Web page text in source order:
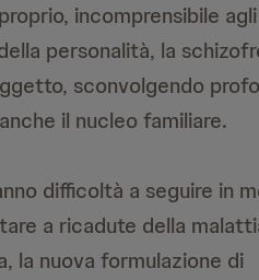
incomprensibile
personalità, la
sconvolgendo
il nucleo familiare.
difficoltà a seguire in
a ricadute della
la nuova formulazione di